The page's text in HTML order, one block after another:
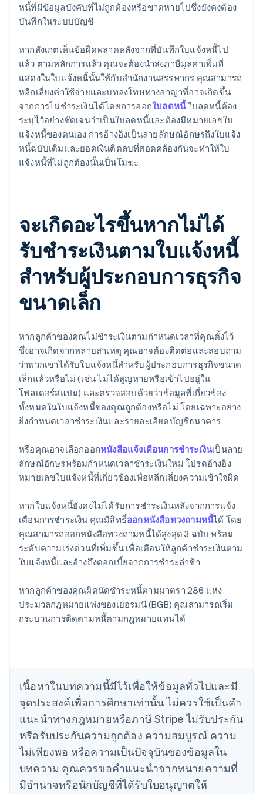
หนี้ที่มีข้อมูลบังคับที่ไม่ถูกต้องหรือขาดหายไปซึ่งยังคงต้อง
บันทึกในระบบบัญชี
หากสังเกตเห็นข้อผิดพลาดหลังจากที่บันทึกใบแจ้งหนี้ไป
แล้ว ตามหลักการแล้ว คุณจะต้องนำส่งภาษีมูลค่าเพิ่มที่
แสดงในใบแจ้งหนี้นั้นให้กับสำนักงานสรรพากร คุณสามารถ
หลีกเลี่ยงค่าใช้จ่ายและบทลงโทษทางอาญาที่อาจเกิดขึ้น
จากการไม่ชำระเงินได้โดยการออกใบลดหนี้ใบลดหนี้ต้อง
ระบุไว้อย่างชัดเจนว่าเป็นใบลดหนี้และต้องมีหมายเลขใบ
แจ้งหนี้ของตนเอง การอ้างอิงเป็นลายลักษณ์อักษรถึงใบแจ้ง
หนี้ฉบับเดิมและยอดเงินติดลบที่สอดคล้องกันจะทำให้ใบ
แจ้งหนี้ที่ไม่ถูกต้องนั้นเป็นโมฆะ
จะเกิดอะไรขึ้นหากไม่ได้
รับชำระเงินตามใบแจ้งหนี้
สำหรับผู้ประกอบการธุรกิจ
ขนาดเล็ก
หากลูกค้าของคุณไม่ชำระเงินตามกำหนดเวลาที่คุณตั้งไว้
ซึ่งอาจเกิดจากหลายสาเหตุ คุณอาจต้องติดต่อและสอบถาม
ว่าพวกเขาได้รับใบแจ้งหนี้สำหรับผู้ประกอบการธุรกิจขนาด
เล็กแล้วหรือไม่ (เช่น ไม่ได้สูญหายหรือเข้าไปอยู่ใน
โฟลเดอร์สแปม) และตรวจสอบด้วยว่าข้อมูลที่เกี่ยวข้อง
ทั้งหมดในใบแจ้งหนี้ของคุณถูกต้องหรือไม่ โดยเฉพาะอย่าง
ยิ่งกำหนดเวลาชำระเงินและรายละเอียดบัญชีธนาคาร
หรือคุณอาจเลือกออกหนังสือแจ้งเตือนการชำระเงินเป็นลาย
ลักษณ์อักษรพร้อมกำหนดเวลาชำระเงินใหม่ โปรดอ้างอิง
หมายเลขใบแจ้งหนี้ที่เกี่ยวข้องเพื่อหลีกเลี่ยงความเข้าใจผิด
หากใบแจ้งหนี้ยังคงไม่ได้รับการชำระเงินหลังจากการแจ้ง
เตือนการชำระเงิน คุณมีสิทธิ์ออกหนังสือทวงถามหนี้ได้ โดย
คุณสามารถออกหนังสือทวงถามหนี้ได้สูงสุด 3 ฉบับ พร้อม
ระดับความเร่งด่วนที่เพิ่มขึ้น เพื่อเตือนให้ลูกค้าชำระเงินตาม
ใบแจ้งหนี้และอ้างถึงดอกเบี้ยจากการชำระล่าช้า
หากลูกค้าของคุณผิดนัดชำระหนี้ตามมาตรา 286 แห่ง
ประมวลกฎหมายแพ่งของเยอรมนี (BGB) คุณสามารถเริ่ม
กระบวนการติดตามหนี้ตามกฎหมายแทนได้
เนื้อหาในบทความนี้มีไว้เพื่อให้ข้อมูลทั่วไปและมี
จุดประสงค์เพื่อการศึกษาเท่านั้น ไม่ควรใช้เป็นคํา
แนะนําทางกฎหมายหรือภาษี Stripe ไม่รับประกัน
หรือรับประกันความถูกต้อง ความสมบูรณ์ ความ
ไม่เพียงพอ หรือความเป็นปัจจุบันของข้อมูลใน
บทความ คุณควรขอคําแนะนําจากทนายความที่
มีอํานาจหรือนักบัญชีที่ได้รับใบอนุญาตให้
กรีซ
เขตบริหารพิเศษฮ่องกง ประเทศจีน
English简体中文
แคนาดา
English Français
ไซปรัส
ญี่ปุ่น
日本語English
เดนมาร์ก
English
ไทย
ไทยEnglish
English